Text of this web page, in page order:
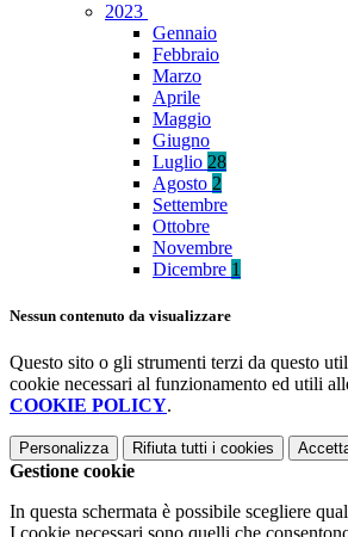
2023
Gennaio
Febbraio
Marzo
Aprile
Maggio
Giugno
Luglio 28
Agosto 2
Settembre
Ottobre
Novembre
Dicembre 1
Nessun contenuto da visualizzare
Questo sito o gli strumenti terzi da questo
cookie necessari al funzionamento ed utili
COOKIE POLICY.
Personalizza Rifiuta tutti i cookies
Gestione cookie
In questa schermata è possibile scegliere